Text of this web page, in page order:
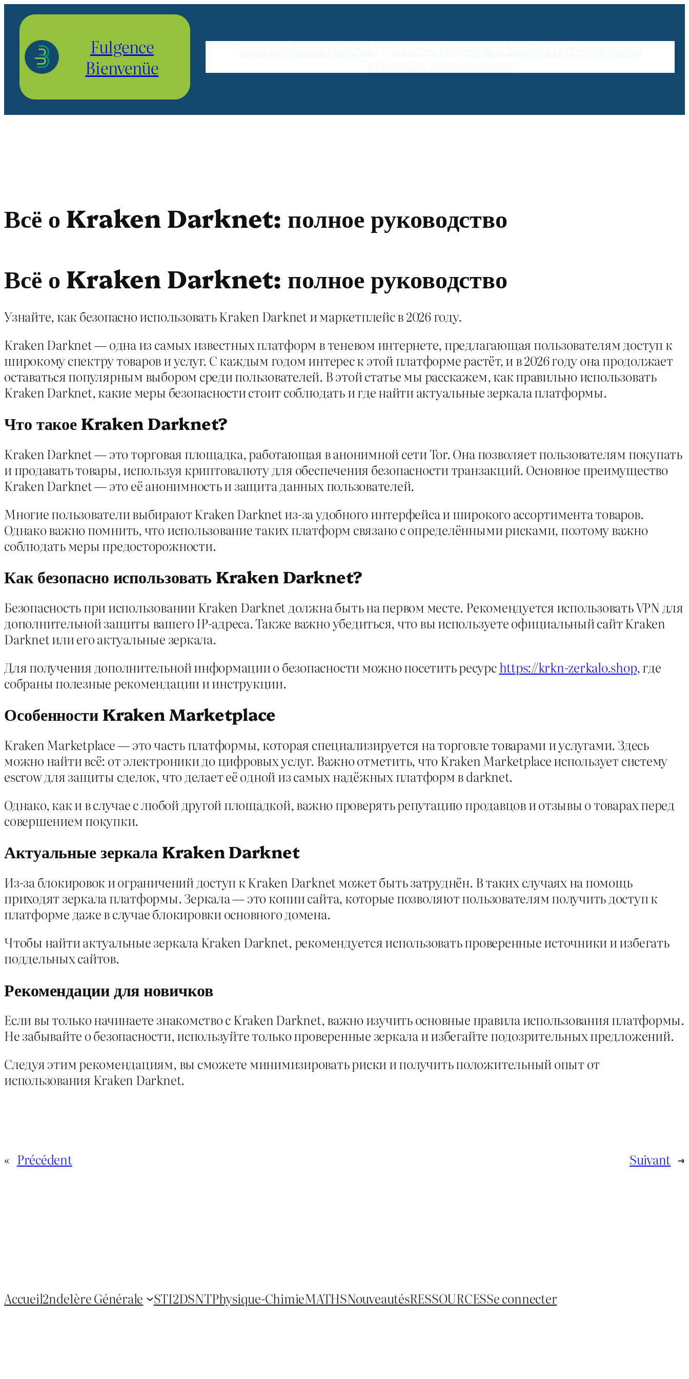
Aller
contenu
Fulgence
Bienvenüe
Всё о Kraken Darknet: полное руководство
Всё о Kraken Darknet: полное руководство
Узнайте, как безопасно использовать Kraken Darknet и маркетплейс в 2026 году.
Kraken Darknet — одна из самых известных платформ в теневом интернете, предлагающая пользователям доступ к
широкому спектру товаров и услуг. С каждым годом интерес к этой платформе растёт, и в 2026 году она продолжает
оставаться популярным выбором среди пользователей. В этой статье мы расскажем, как правильно использовать
Kraken Darknet, какие меры безопасности стоит соблюдать и где найти актуальные зеркала платформы.
Что такое Kraken Darknet?
Kraken Darknet — это торговая площадка, работающая в анонимной сети Tor. Она позволяет пользователям покупать
и продавать товары, используя криптовалюту для обеспечения безопасности транзакций. Основное преимущество
Kraken Darknet — это её анонимность и защита данных пользователей.
Многие пользователи выбирают Kraken Darknet из-за удобного интерфейса и широкого ассортимента товаров.
Однако важно помнить, что использование таких платформ связано с определёнными рисками, поэтому важно
соблюдать меры предосторожности.
Как безопасно использовать Kraken Darknet?
Безопасность при использовании Kraken Darknet должна быть на первом месте. Рекомендуется использовать VPN для
дополнительной защиты вашего IP-адреса. Также важно убедиться, что вы используете официальный сайт Kraken
Darknet или его актуальные зеркала.
Для получения дополнительной информации о безопасности можно посетить ресурсhttps://krkn-zerkalo.shop, где
собраны полезные рекомендации и инструкции.
Особенности Kraken Marketplace
Kraken Marketplace — это часть платформы, которая специализируется на торговле товарами и услугами. Здесь
можно найти всё: от электроники до цифровых услуг. Важно отметить, что Kraken Marketplace использует систему
escrow для защиты сделок, что делает её одной из самых надёжных платформ в darknet.
Однако, как и в случае с любой другой площадкой, важно проверять репутацию продавцов и отзывы о товарах перед
совершением покупки.
Актуальные зеркала Kraken Darknet
Из-за блокировок и ограничений доступ к Kraken Darknet может быть затруднён. В таких случаях на помощь
приходят зеркала платформы. Зеркала — это копии сайта, которые позволяют пользователям получить доступ к
платформе даже в случае блокировки основного домена.
Чтобы найти актуальные зеркала Kraken Darknet, рекомендуется использовать проверенные источники и избегать
поддельных сайтов.
Рекомендации для новичков
Если вы только начинаете знакомство с Kraken Darknet, важно изучить основные правила использования платформы.
Не забывайте о безопасности, используйте только проверенные зеркала и избегайте подозрительных предложений.
Следуя этим рекомендациям, вы сможете минимизировать риски и получить положительный опыт от
использования Kraken Darknet.
« Précédent Suivant →
Accueil2nde1ère Générale STI2DSNTPhysique-ChimieMATHSNouveautésRESSOURCESSe connecter